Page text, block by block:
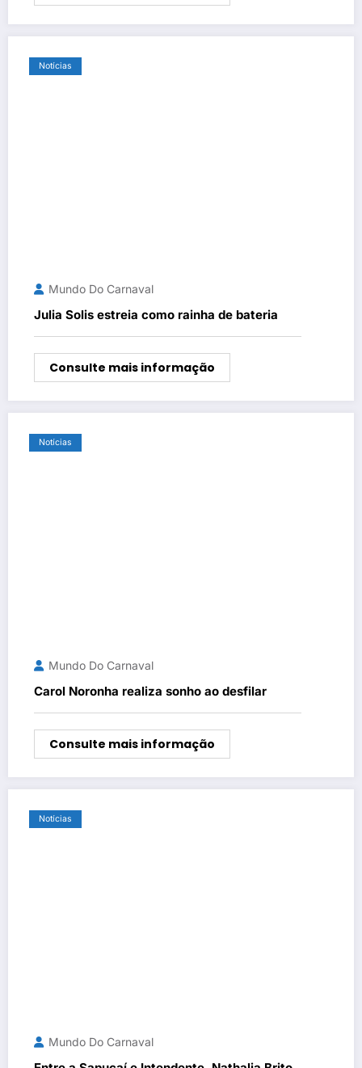
Notícias
Mundo Do Carnaval
Julia Solis estreia como rainha de bateria
Consulte mais informação
Notícias
Mundo Do Carnaval
Carol Noronha realiza sonho ao desfilar
Consulte mais informação
Notícias
Mundo Do Carnaval